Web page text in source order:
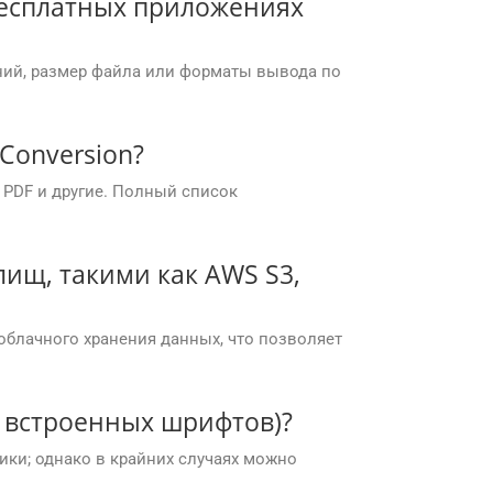
размер файла или форматы вывода по
и другие. Полный список
такими как AWS S3,
хранения данных, что позволяет
шрифтов)?
однако в крайних случаях можно